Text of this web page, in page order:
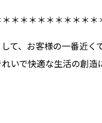
＊＊＊＊＊＊＊＊＊
て、お客様の一番近く
いで快適な生活の創造